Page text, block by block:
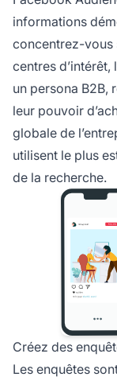
informations
concentrez-vous
centres d’intérêt,
un persona B2B,
leur pouvoir
globale de
utilisent le plus
de la recherche.
Créez des
Les enquêtes